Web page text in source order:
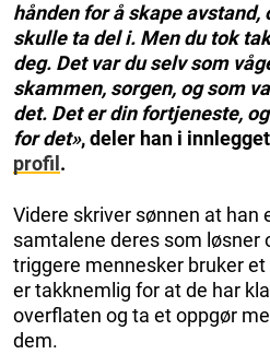
hånden for å skape avstand,
skulle ta del i. Men du tok
deg. Det var du selv som
skammen, sorgen, og som
det. Det er din fortjeneste,
for det», deler han i
profil .
Videre skriver sønnen at han
samtalene deres som løsner
triggere mennesker bruker
er takknemlig for at de har
overflaten og ta et oppgør
dem.